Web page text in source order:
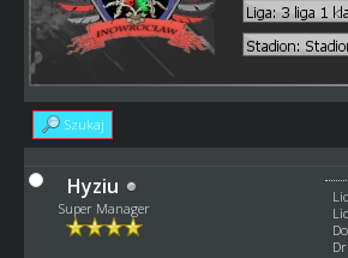
Szukaj
Hyziu
Super Manager